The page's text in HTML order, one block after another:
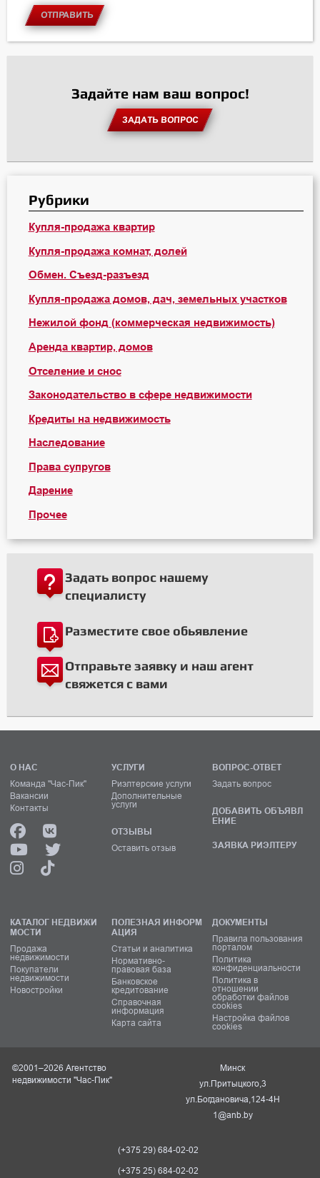
ОТПРАВИТЬ
Задайте нам ваш вопрос!
ЗАДАТЬ ВОПРОС
Рубрики
Купля-продажа квартир
Купля-продажа комнат, долей
Обмен. Съезд-разъезд
Купля-продажа домов, дач, земельных участков
Нежилой фонд (коммерческая недвижимость)
Аренда квартир, домов
Отселение и снос
Законодательство в сфере недвижимости
Кредиты на недвижимость
Наследование
Права супругов
Дарение
Прочее
Задать вопрос нашему
специалисту
Разместите свое обьявление
Отправьте заявку и наш агент
свяжется с вами
О НАС
Команда "Час-Пик"
Вакансии
Контакты
УСЛУГИ
Риэлтерские услуги
Дополнительные
услуги
ОТЗЫВЫ
Оставить отзыв
ВОПРОС-ОТВЕТ
Задать вопрос
ДОБАВИТЬ ОБЪЯВЛ
ЕНИЕ
ЗАЯВКА РИЭЛТЕРУ
КАТАЛОГ НЕДВИЖИ
МОСТИ
Продажа
недвижимости
Покупатели
недвижимости
Новостройки
ПОЛЕЗНАЯ ИНФОРМ
АЦИЯ
Статьи и аналитика
Нормативно-
правовая база
Банковское
кредитование
Справочная
информация
Карта сайта
ДОКУМЕНТЫ
Правила пользования
порталом
Политика
конфиденциальности
Политика в
отношении
обработки файлов
cookies
Настройка файлов
cookies
©2001–2026 Агентство
недвижимости "Час-Пик"
Минск
ул.Притыцкого,3
ул.Богдановича,124-4Н
1@anb.by
(+375 29) 684-02-02
(+375 25) 684-02-02